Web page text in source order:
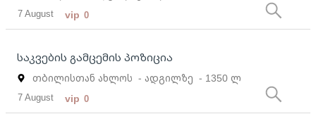
7 August vip 0
საკვების გამცემის პოზიცია
თბილისთან ახლოს - ადგილზე - 1350 ლ
7 August vip 0